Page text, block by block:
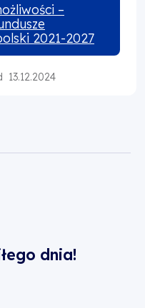
–
2021-2027
13.12.2024
dnia!